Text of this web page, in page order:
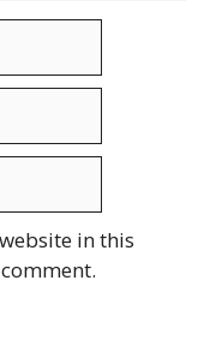
in this